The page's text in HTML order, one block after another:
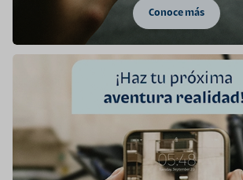
Conoce más